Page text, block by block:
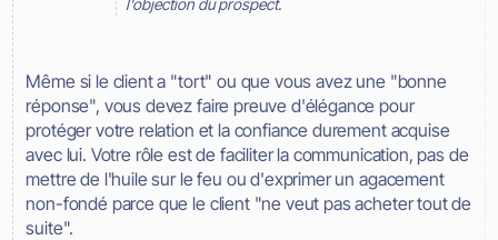
Même si le client a "tort" ou que vous avez une "bonne
réponse", vous devez faire preuve d'élégance pour
protéger votre relation et la confiance durement acquise
avec lui. Votre rôle est de faciliter la communication, pas de
mettre de l'huile sur le feu ou d'exprimer un agacement
non-fondé parce que le client "ne veut pas acheter tout de
suite".